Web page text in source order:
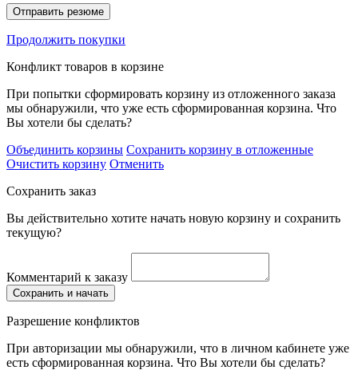
Отправить резюме
Продолжить покупки
Конфликт товаров в корзине
При попытки сформировать корзину из отложенного заказа
мы обнаружили, что уже есть сформированная корзина. Что
Вы хотели бы сделать?
Объединить корзины Сохранить корзину в отложенные
Очистить корзину Отменить
Сохранить заказ
Вы действительно хотите начать новую корзину и сохранить
текущую?
Комментарий к заказу
Сохранить и начать
Разрешение конфликтов
При авторизации мы обнаружили, что в личном кабинете уже
есть сформированная корзина. Что Вы хотели бы сделать?